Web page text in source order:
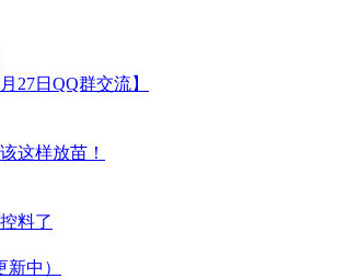
日QQ群交流】
这样放苗！
料了
中）